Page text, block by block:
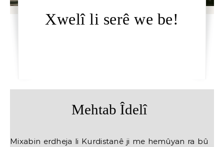
Xwelî li serê we be!
Mehtab Îdelî
Mixabin erdheja li Kurdistanê ji me hemûyan ra bû